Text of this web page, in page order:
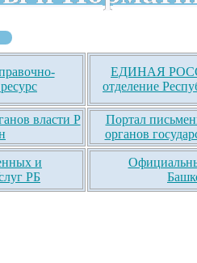
ЕДИНАЯ
отделение
власти Р
Портал
органов
и
РБ